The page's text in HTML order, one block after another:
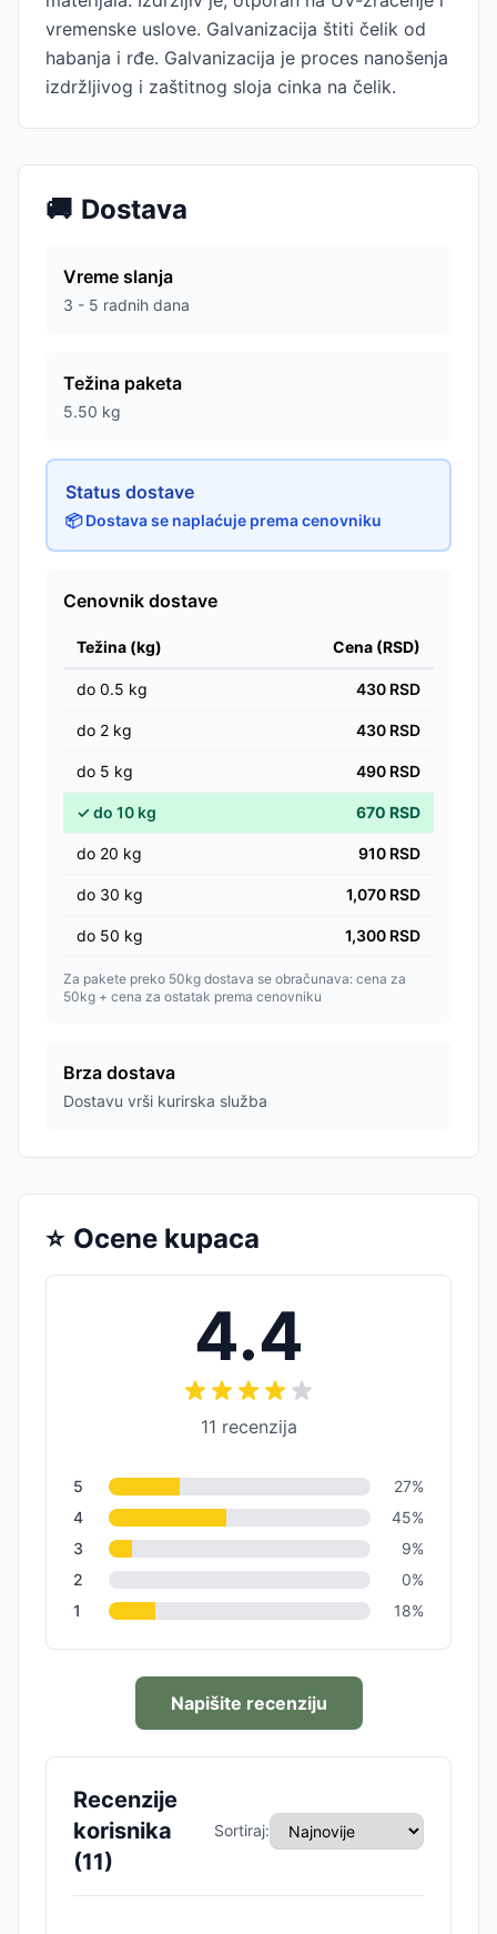
vremenske uslove. Galvanizacija štiti čelik od
habanja i rđe. Galvanizacija je proces nanošenja
izdržljivog i zaštitnog sloja cinka na čelik.
🚚 Dostava
Vreme slanja
3 - 5 radnih dana
Težina paketa
5.50 kg
Status dostave
📦 Dostava se naplaćuje prema cenovniku
Cenovnik dostave
Težina (kg) Cena (RSD)
do 0.5 kg 430 RSD
do 2 kg 430 RSD
do 5 kg 490 RSD
✓do 10 kg 670 RSD
do 20 kg 910 RSD
do 30 kg 1,070 RSD
do 50 kg 1,300 RSD
Za pakete preko 50kg dostava se obračunava: cena za
50kg + cena za ostatak prema cenovniku
Brza dostava
Dostavu vrši kurirska služba
⭐ Ocene kupaca
4.4
11 recenzija
5 27%
4
45%
3
9%
2
0%
1
18%
Napišite recenziju
Recenzije
korisnika
(11)
Sortiraj: